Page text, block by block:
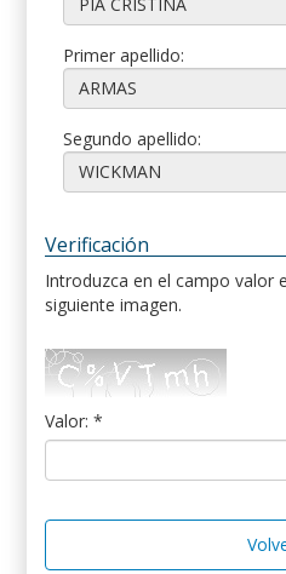
Primer apellido:
Segundo apellido:
Verificación
Introduzca en el campo valor
siguiente imagen.
Valor: *